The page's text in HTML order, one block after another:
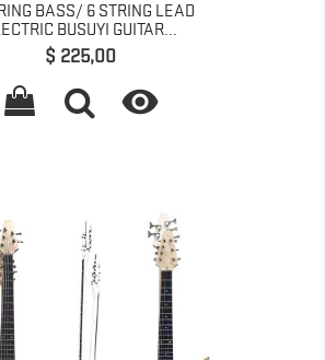
BASS/ 6 STRING LEAD
BUSUYI GUITAR...
Preço
$ 225,00
